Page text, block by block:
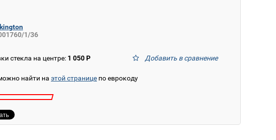
1/36
Добавить в сравнение
стекла на центре: 1 050 Р
найти на этой странице по еврокоду